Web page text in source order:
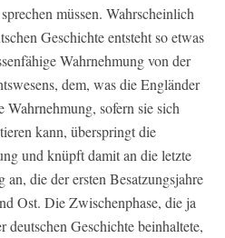
müssen. Wahrscheinlich
Geschichte entsteht so etwas
Wahrnehmung von der
dem, was die Engländer
Wahrnehmung, sofern sie sich
kann, überspringt die
und knüpft damit an die letzte
an, die der ersten Besatzungsjahre
Ost. Die Zwischenphase, die ja
Geschichte beinhaltete,